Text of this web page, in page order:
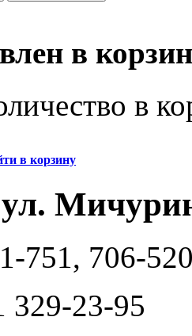
в
в
в корзину
ул.
751, 706-
329-23-95